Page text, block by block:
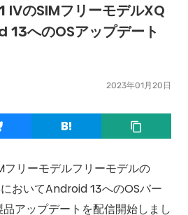
IVのSIMフリーモデルXQ
へのOSアップデート
2023年01月20日
フリーモデルフリーモデルの
おいてAndroid 13へのOSバー
アップデートを配信開始しまし